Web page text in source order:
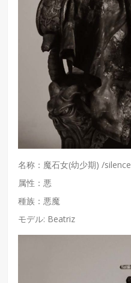
名称：魔石女(幼少期) /silence
属性：悪
種族：悪魔
モデル: Beatriz